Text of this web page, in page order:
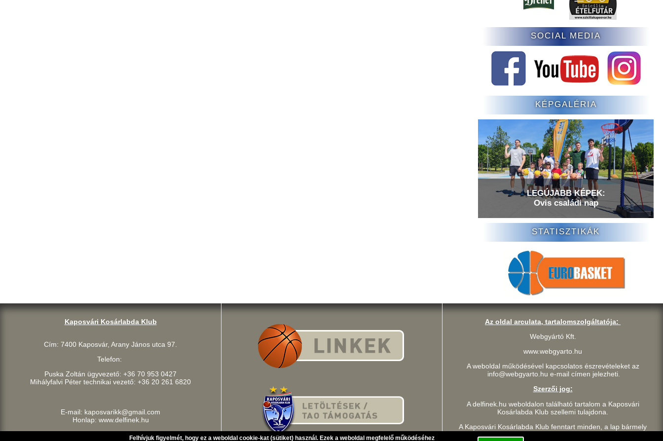
Felhívjuk figyelmét, hogy ez a weboldal cookie-kat (sütiket) használ. Ezek a weboldal megfelelő működéséhez
SOCIAL MEDIA
KÉPGALÉRIA
LEGÚJABB KÉPEK:
Ovis családi nap
STATISZTIKÁK
Kaposvári Kosárlabda Klub
Cím: 7400 Kaposvár, Arany János utca 97.
Telefon:
Puska Zoltán ügyvezető: +36 70 953 0427
Mihályfalvi Péter technikai vezető: +36 20 261 6820
E-mail: kaposvarikk@gmail.com
Honlap: www.delfinek.hu
Az oldal arculata, tartalomszolgáltatója:
Webgyártó Kft.
www.webgyarto.hu
A weboldal működésével kapcsolatos észrevételeket az
info@webgyarto.hu e-mail címen jelezheti.
Szerzői jog:
A delfinek.hu weboldalon található tartalom a Kaposvári
Kosárlabda Klub szellemi tulajdona.
A Kaposvári Kosárlabda Klub fenntart minden, a lap bármely